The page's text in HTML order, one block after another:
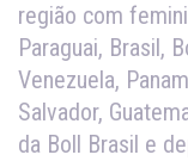
região com
Paraguai, Brasil,
Venezuela,
Salvador,
da Boll Brasil e